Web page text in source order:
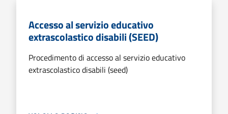
Accesso al servizio educativo
extrascolastico disabili (SEED)
Procedimento di accesso al servizio educativo
extrascolastico disabili (seed)